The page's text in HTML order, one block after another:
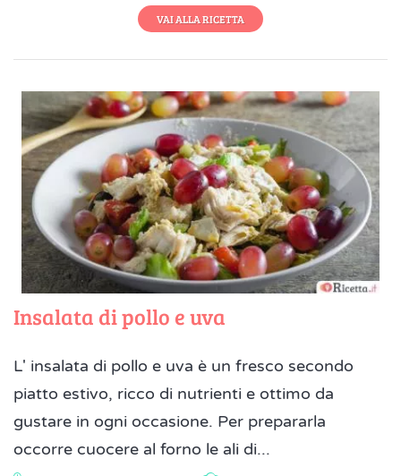
VAI ALLA RICETTA
Insalata di pollo e uva
L' insalata di pollo e uva è un fresco secondo
piatto estivo, ricco di nutrienti e ottimo da
gustare in ogni occasione. Per prepararla
occorre cuocere al forno le ali di...